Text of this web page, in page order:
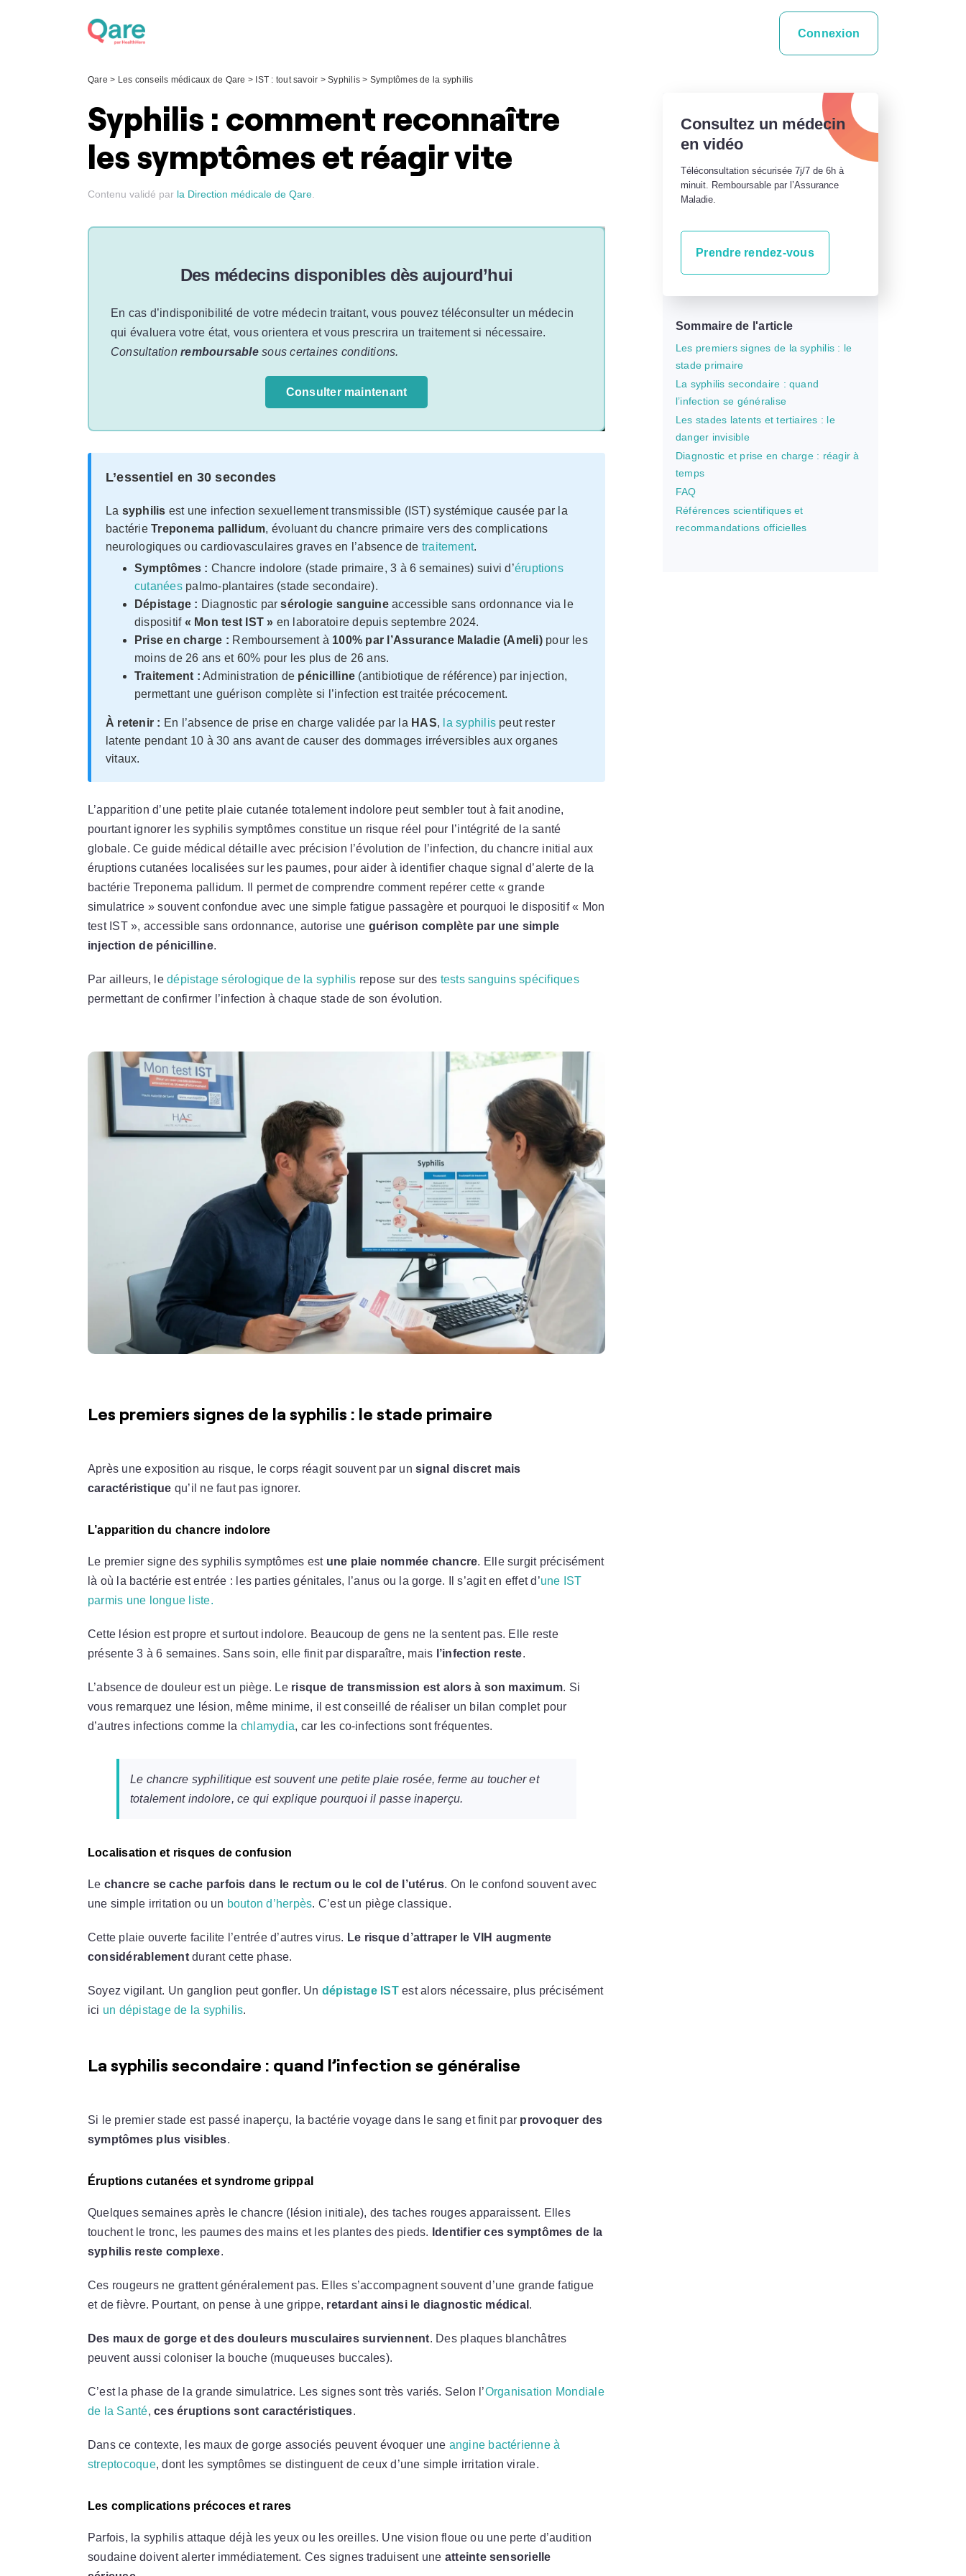
Connexion
Qare > Les conseils médicaux de Qare > IST : tout savoir >Syphilis > Symptômes de la syphilis
Syphilis : comment reconnaître
les symptômes et réagir vite
Contenu validé par la Direction médicale de Qare.
Des médecins disponibles dès aujourd’hui
En cas d’indisponibilité de votre médecin traitant, vous pouvez téléconsulter un médecin
qui évaluera votre état, vous orientera et vous prescrira un traitement si nécessaire.
Consultationremboursablesous certaines conditions.
Consulter maintenant
L’essentiel en 30 secondes
La syphilis est une infection sexuellement transmissible (IST) systémique causée par la
bactérieTreponema pallidum, évoluant du chancre primaire vers des complications
neurologiques ou cardiovasculaires graves en l’absence de traitement.
Symptômes : Chancre indolore (stade primaire, 3 à 6 semaines) suivi d’éruptions
cutanéespalmo-plantaires (stade secondaire).
Dépistage : Diagnostic parsérologie sanguineaccessible sans ordonnance via le
dispositif « Mon test IST » en laboratoire depuis septembre 2024.
Prise en charge : Remboursement à 100% par l’Assurance Maladie (Ameli)pour les
moins de 26 ans et 60% pour les plus de 26 ans.
Traitement : Administration de pénicilline (antibiotique de référence) par injection,
permettant une guérison complète si l’infection est traitée précocement.
À retenir : En l’absence de prise en charge validée par la HAS, la syphilis peut rester
latente pendant 10 à 30 ans avant de causer des dommages irréversibles aux organes
vitaux.
L’apparition d’une petite plaie cutanée totalement indolore peut sembler tout à fait anodine,
pourtant ignorer les syphilis symptômes constitue un risque réel pour l’intégrité de la santé
globale. Ce guide médical détaille avec précision l’évolution de l’infection, du chancre initial aux
éruptions cutanées localisées sur les paumes, pour aider à identifier chaque signal d’alerte de la
bactérie Treponema pallidum. Il permet de comprendre comment repérer cette « grande
simulatrice » souvent confondue avec une simple fatigue passagère et pourquoi le dispositif « Mon
test IST », accessible sans ordonnance, autorise une guérison complète par une simple
injection de pénicilline.
Par ailleurs, ledépistage sérologique de la syphilis repose sur des tests sanguins spécifiques
permettant de confirmer l’infection à chaque stade de son évolution.
Les premiers signes de la syphilis : le stade primaire
Après une exposition au risque, le corps réagit souvent par unsignal discret mais
caractéristique qu’il ne faut pas ignorer.
L’apparition du chancre indolore
Le premier signe des syphilis symptômes est une plaie nommée chancre. Elle surgit précisément
là où la bactérie est entrée : les parties génitales, l’anus ou la gorge. Il s’agit en effet d’une IST
parmis une longue liste.
Cette lésion est propre et surtout indolore. Beaucoup de gens ne la sentent pas. Elle reste
présente 3 à 6 semaines. Sans soin, elle finit par disparaître, mais l’infection reste.
L’absence de douleur est un piège. Le risque de transmission est alors à son maximum. Si
vous remarquez une lésion, même minime, il est conseillé de réaliser un bilan complet pour
d’autres infections comme la chlamydia, car les co-infections sont fréquentes.
Le chancre syphilitique est souvent une petite plaie rosée, ferme au toucher et
totalement indolore, ce qui explique pourquoi il passe inaperçu.
Localisation et risques de confusion
Le chancre se cache parfois dans le rectum ou le col de l’utérus. On le confond souvent avec
une simple irritation ou un bouton d’herpès. C’est un piège classique.
Cette plaie ouverte facilite l’entrée d’autres virus. Le risque d’attraper le VIH augmente
considérablementdurant cette phase.
Soyez vigilant. Un ganglion peut gonfler. Un dépistage ISTest alors nécessaire, plus précisément
ici un dépistage de la syphilis.
La syphilis secondaire : quand l’infection se généralise
Si le premier stade est passé inaperçu, la bactérie voyage dans le sang et finit par provoquer des
symptômes plus visibles.
Éruptions cutanées et syndrome grippal
Quelques semaines après le chancre (lésion initiale), des taches rouges apparaissent. Elles
touchent le tronc, les paumes des mains et les plantes des pieds. Identifier ces symptômes de la
syphilis reste complexe.
Ces rougeurs ne grattent généralement pas. Elles s’accompagnent souvent d’une grande fatigue
et de fièvre. Pourtant, on pense à une grippe, retardant ainsi le diagnostic médical .
Des maux de gorge et des douleurs musculaires surviennent. Des plaques blanchâtres
peuvent aussi coloniser la bouche (muqueuses buccales).
C’est la phase de la grande simulatrice. Les signes sont très variés. Selon l’Organisation Mondiale
de la Santé,ces éruptions sont caractéristiques.
Dans ce contexte, les maux de gorge associés peuvent évoquer une angine bactérienne à
streptocoque, dont les symptômes se distinguent de ceux d’une simple irritation virale.
Les complications précoces et rares
Parfois, la syphilis attaque déjà les yeux ou les oreilles. Une vision floue ou une perte d’audition
soudaine doivent alerter immédiatement. Ces signes traduisent une atteinte sensorielle
Consultez un médecin
en vidéo
Téléconsultation sécurisée 7j/7 de 6h à
minuit. Remboursable par l’Assurance
Maladie.
Prendre rendez-vous
Sommaire de l'article
Les premiers signes de la syphilis : le
stade primaire
La syphilis secondaire : quand
l’infection se généralise
Les stades latents et tertiaires : le
danger invisible
Diagnostic et prise en charge : réagir à
temps
FAQ
Références scientifiques et
recommandations officielles